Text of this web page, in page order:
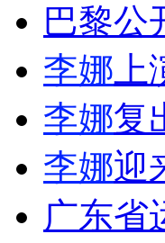
女孩北京地铁殴打
无痛分娩是否安全
外交部：反对强权
巴黎公
李娜
李娜复
李娜迎
广东省